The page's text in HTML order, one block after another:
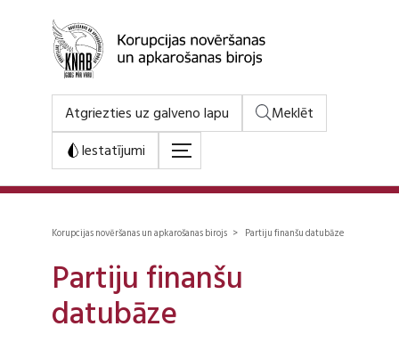
Atgriezties uz galveno lapu
Meklēt
Iestatījumi
Korupcijas novēršanas un apkarošanas birojs > Partiju finanšu datubāze
Partiju finanšu
datubāze